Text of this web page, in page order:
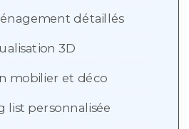
détaillés
3D
mobilier et déco
list personnalisée